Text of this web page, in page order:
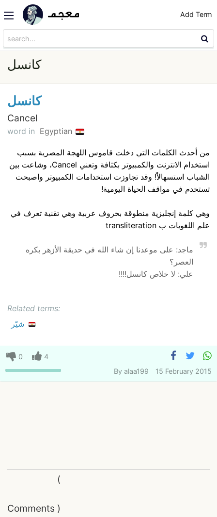
Add Term
كانسل
كانسل
Cancel
word in Egyptian
من أحدث الكلمات التي دخلت قاموس اللهجة المصرية بسبب
استخدام الانترنت والكمبيوتر بكثافة وتعني Cancel، وشاعت بين
الشباب استسهالاً! وقد تجاوزت استخدامات الكمبيوتر واصبحت
تستخدم في مواقف الحياة اليومية!
وهي كلمة إنجليزية منطوقة بحروف عربية وهي تقنية تعرف في
علم اللغويات ب transliteration
ماجد: على موعدنا إن شاء الله في حديقة الأزهر بكره
العصر؟
علي: لا خلاص كانسل!!!!
Related terms:
شيّر
0
4
By alaa199 15 February 2015
Comments
(
)